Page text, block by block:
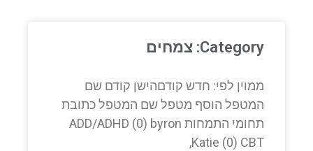
Category: צמחים
ממוין לפי: חדש קודםהישן קודם שם
המטפל הוסף מטפל שם המטפל כתובת
תחומי התמחות ADD/ADHD (0) byron
Katie (0) CBT,